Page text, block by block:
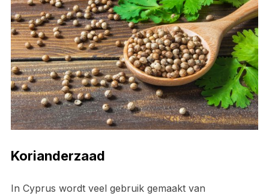
Korianderzaad
In Cyprus wordt veel gebruik gemaakt van